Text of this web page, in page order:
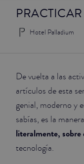
Hotel Palladium
De vuelta a las
artículos de esta
genial, moderno y
sabías, es la
literalmente, sobre
tecnología.
INDIVIDUAL BALCÓ
DOBLE RED
DOBLE WHITE
DOBLE INN CATEDRAL
SUPERIOR